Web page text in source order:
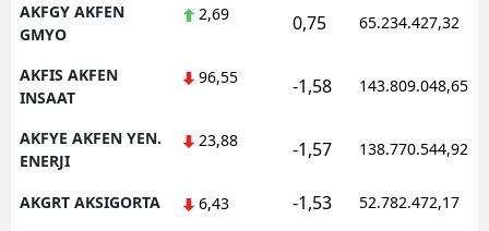
AKFGY AKFEN
GMYO
2,69 0,75 65.234.427,32
AKFIS AKFEN
INSAAT
96,55 -1,58 143.809.048,65
AKFYE AKFEN YEN.
ENERJI
23,88 -1,57 138.770.544,92
AKGRT AKSIGORTA 6,43 -1,53 52.782.472,17